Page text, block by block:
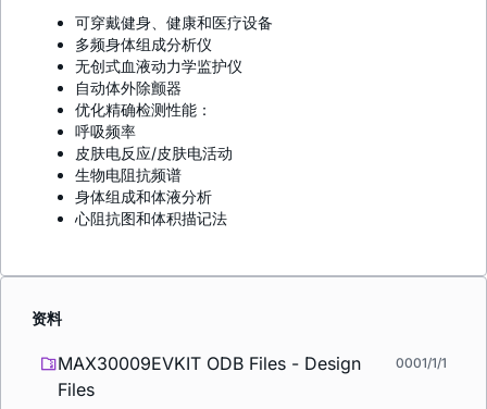
可穿戴健身、健康和医疗设备
多频身体组成分析仪
无创式血液动力学监护仪
自动体外除颤器
优化精确检测性能：
呼吸频率
皮肤电反应/皮肤电活动
生物电阻抗频谱
身体组成和体液分析
心阻抗图和体积描记法
资料
MAX30009EVKIT ODB Files - Design
Files
0001/1/1